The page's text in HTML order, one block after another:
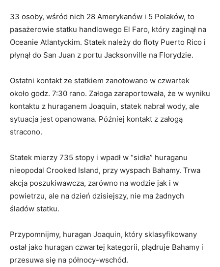
33 osoby, wśród nich 28 Amerykanów i 5 Polaków, to
pasażerowie statku handlowego El Faro, który zaginął na
Oceanie Atlantyckim. Statek należy do floty Puerto Rico i
płynął do San Juan z portu Jacksonville na Florydzie.
Ostatni kontakt ze statkiem zanotowano w czwartek
około godz. 7:30 rano. Załoga zaraportowała, że w wyniku
kontaktu z huraganem Joaquin, statek nabrał wody, ale
sytuacja jest opanowana. Później kontakt z załogą
stracono.
Statek mierzy 735 stopy i wpadł w “sidła” huraganu
nieopodal Crooked Island, przy wyspach Bahamy. Trwa
akcja poszukiwawcza, zarówno na wodzie jak i w
powietrzu, ale na dzień dzisiejszy, nie ma żadnych
śladów statku.
Przypomnijmy, huragan Joaquin, który sklasyfikowany
ostał jako huragan czwartej kategorii, plądruje Bahamy i
przesuwa się na północy-wschód.